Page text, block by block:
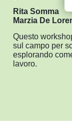
Rita Somma
Marzia De
Questo
sul campo per
esplorando
lavoro.